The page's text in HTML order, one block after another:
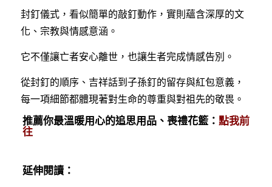
封釘儀式，看似簡單的敲釘動作，實則蘊含深厚的文
化、宗教與情感意涵。
它不僅讓亡者安心離世，也讓生者完成情感告別。
從封釘的順序、吉祥話到子孫釘的留存與紅包意義，
每一項細節都體現著對生命的尊重與對祖先的敬畏。
推薦你最溫暖用心的追思用品、喪禮花籃： 點我前
往
延伸閱讀：